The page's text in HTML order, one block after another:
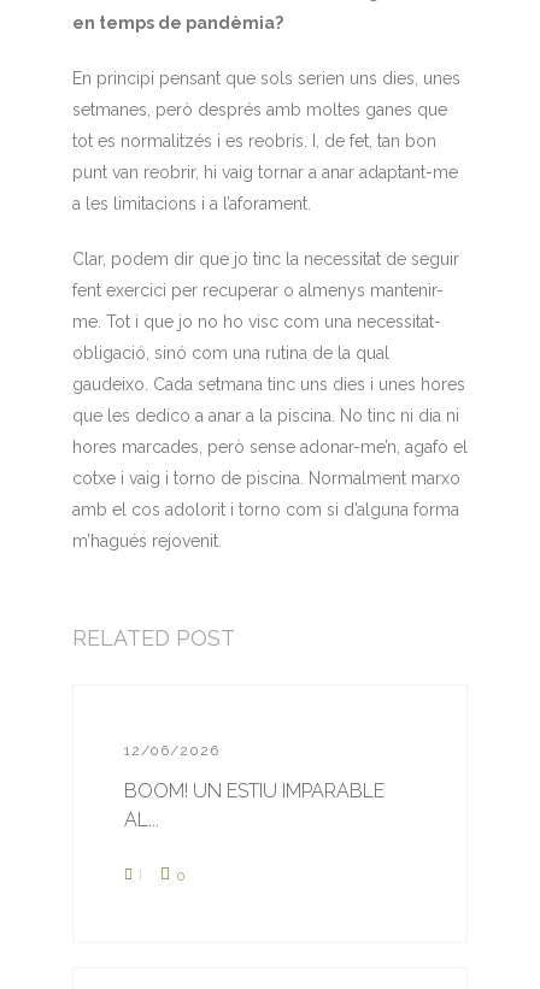
en temps de pandèmia?
En principi pensant que sols serien uns dies, unes
setmanes, però després amb moltes ganes que
tot es normalitzés i es reobrís. I, de fet, tan bon
punt van reobrir, hi vaig tornar a anar adaptant-me
a les limitacions i a l’aforament.
Clar, podem dir que jo tinc la necessitat de seguir
fent exercici per recuperar o almenys mantenir-
me. Tot i que jo no ho visc com una necessitat-
obligació, sinó com una rutina de la qual
gaudeixo. Cada setmana tinc uns dies i unes hores
que les dedico a anar a la piscina. No tinc ni dia ni
hores marcades, però sense adonar-me’n, agafo el
cotxe i vaig i torno de piscina. Normalment marxo
amb el cos adolorit i torno com si d’alguna forma
m’hagués rejovenit.
RELATED POST
12/06/2026
BOOM! UN ESTIU IMPARABLE
AL...
1 0